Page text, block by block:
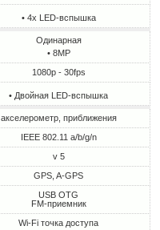
• 4х LED-вспышка
Одинарная
• 8MP
1080p - 30fps
• Двойная LED-вспышка
акселерометр, приближения
IEEE 802.11 a/b/g/n
v 5
GPS, A-GPS
USB OTG
FM-приемник
Wi-Fi точка доступа